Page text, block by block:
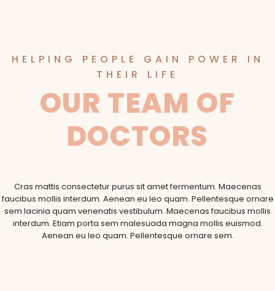
HELPING PEOPLE GAIN POWER IN
THEIR LIFE
OUR TEAM OF
DOCTORS
Cras mattis consectetur purus sit amet fermentum. Maecenas
faucibus mollis interdum. Aenean eu leo quam. Pellentesque ornare
sem lacinia quam venenatis vestibulum. Maecenas faucibus mollis
interdum. Etiam porta sem malesuada magna mollis euismod.
Aenean eu leo quam. Pellentesque ornare sem.